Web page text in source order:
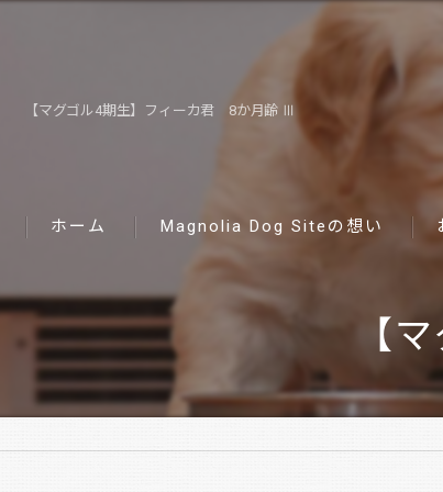
【マグゴル4期生】フィーカ君 8か月齢 Ⅲ
ホーム Magnolia Dog Siteの想い
【